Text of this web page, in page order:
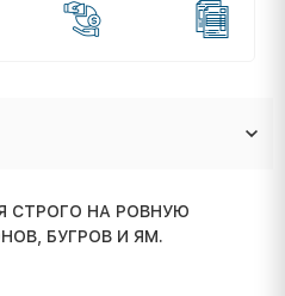
СТРОГО НА РОВНУЮ
БУГРОВ И ЯМ.